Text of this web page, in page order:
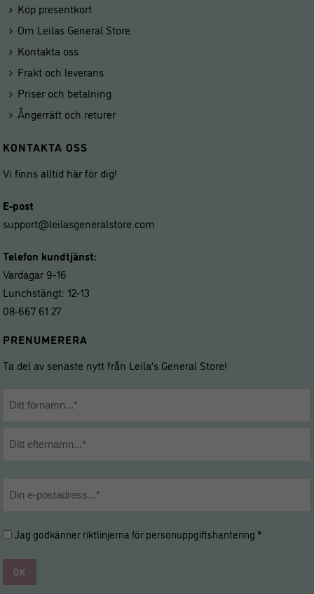
Köp presentkort
Om Leilas General Store
Kontakta oss
Frakt och leverans
Priser och betalning
Ångerrätt och returer
KONTAKTA OSS
Vi finns alltid här för dig!
E-post
support@leilasgeneralstore.com
Telefon kundtjänst:
Vardagar 9-16
Lunchstängt: 12-13
08-667 61 27
PRENUMERERA
Ta del av senaste nytt från Leila’s General Store!
Hantering
personuppgifter
*
Jag godkänner riktlinjerna förpersonuppgiftshantering .*